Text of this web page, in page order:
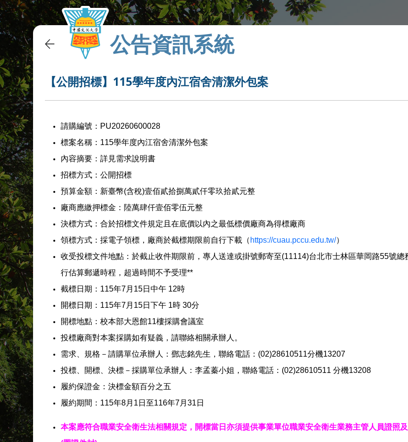
公告資訊系統
【公開招標】115學年度內江宿舍清潔外包案
請購編號：PU20260600028
標案名稱：115學年度內江宿舍清潔外包案
內容摘要：詳見需求說明書
招標方式：公開招標
預算金額：新臺幣(含稅)壹佰貳拾捌萬貳仟零玖拾貳元整
廠商應繳押標金：陸萬肆仟壹佰零伍元整
決標方式：合於招標文件規定且在底價以內之最低標價廠商為得標廠商
領標方式：採電子領標，廠商於截標期限前自行下載（ https://cuau.pccu.edu.tw/）
收受投標文件地點：於截止收件期限前，專人送達或掛號郵寄至(11114)台北市士林區華岡路55號總
行估算郵遞時程，超過時間不予受理**
截標日期：115年7月15日中午 12時
開標日期：115年7月15日下午 1時 30分
開標地點：校本部大恩館11樓採購會議室
投標廠商對本案採購如有疑義，請聯絡相關承辦人。
需求、規格－請購單位承辦人：鄧志銘先生，聯絡電話：(02)28610511分機13207
投標、開標、決標－採購單位承辦人：李孟蓁小姐，聯絡電話： (02)28610511 分機13208
履約保證金：決標金額百分之五
履約期間： 115年8月1日至116年7月31日
本案應符合職業安全衛生法相關規定，開標當日亦須提供事業單位職業安全衛生業務主管人員證照